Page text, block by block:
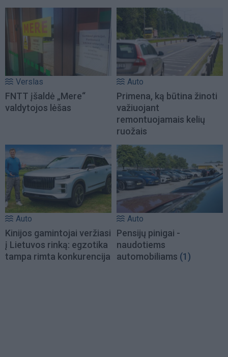
Verslas
FNTT įšaldė „Mere“
valdytojos lėšas
Auto
Primena, ką būtina žinoti
važiuojant
remontuojamais kelių
ruožais
Auto
Kinijos gamintojai veržiasi
į Lietuvos rinką: egzotika
tampa rimta konkurencija
Auto
Pensijų pinigai -
naudotiems
automobiliams (1)